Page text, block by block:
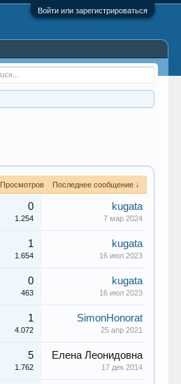
Войти или зарегистрироваться
Просмотров Последнее сообщение ↓
0
1.254
kugata
7 мар 2024
1
1.654
kugata
16 июл 2023
0
463
kugata
16 июл 2023
1
4.072
SimonHonorat
25 апр 2021
5
1.762
Елена Леонидовна
17 дек 2014